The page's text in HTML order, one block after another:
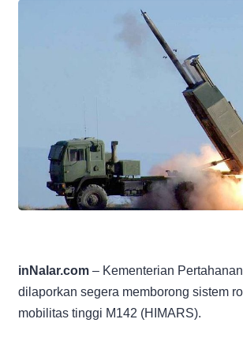
inNalar.com – Kementerian
dilaporkan segera memborong sistem
mobilitas tinggi M142 (HIMARS).